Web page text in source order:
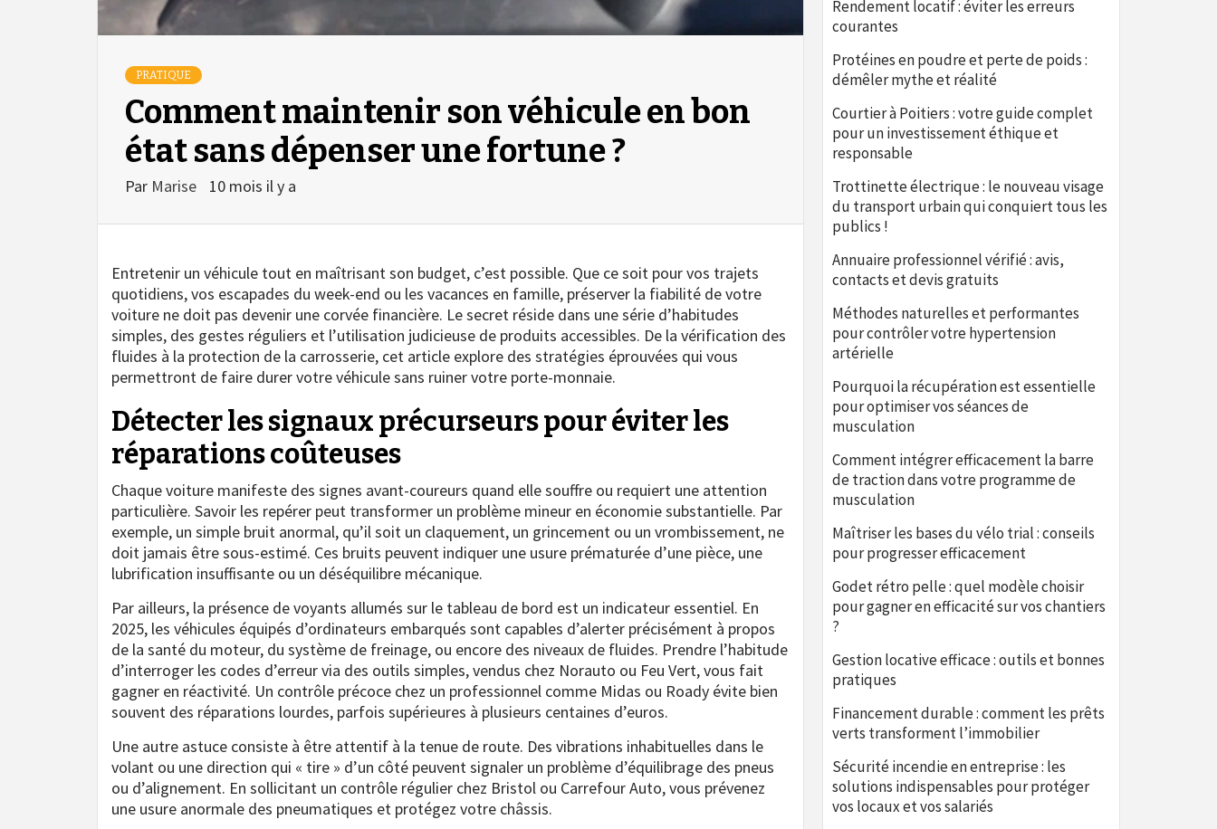
PRATIQUE
Comment maintenir son véhicule en bon
état sans dépenser une fortune ?
Par Marise 10 mois il y a
Entretenir un véhicule tout en maîtrisant son budget, c’est possible. Que ce soit pour vos trajets
quotidiens, vos escapades du week-end ou les vacances en famille, préserver la fiabilité de votre
voiture ne doit pas devenir une corvée financière. Le secret réside dans une série d’habitudes
simples, des gestes réguliers et l’utilisation judicieuse de produits accessibles. De la vérification des
fluides à la protection de la carrosserie, cet article explore des stratégies éprouvées qui vous
permettront de faire durer votre véhicule sans ruiner votre porte-monnaie.
Détecter les signaux précurseurs pour éviter les
réparations coûteuses
Chaque voiture manifeste des signes avant-coureurs quand elle souffre ou requiert une attention
particulière. Savoir les repérer peut transformer un problème mineur en économie substantielle. Par
exemple, un simple bruit anormal, qu’il soit un claquement, un grincement ou un vrombissement, ne
doit jamais être sous-estimé. Ces bruits peuvent indiquer une usure prématurée d’une pièce, une
lubrification insuffisante ou un déséquilibre mécanique.
Par ailleurs, la présence de voyants allumés sur le tableau de bord est un indicateur essentiel. En
2025, les véhicules équipés d’ordinateurs embarqués sont capables d’alerter précisément à propos
de la santé du moteur, du système de freinage, ou encore des niveaux de fluides. Prendre l’habitude
d’interroger les codes d’erreur via des outils simples, vendus chez Norauto ou Feu Vert, vous fait
gagner en réactivité. Un contrôle précoce chez un professionnel comme Midas ou Roady évite bien
souvent des réparations lourdes, parfois supérieures à plusieurs centaines d’euros.
Une autre astuce consiste à être attentif à la tenue de route. Des vibrations inhabituelles dans le
volant ou une direction qui « tire » d’un côté peuvent signaler un problème d’équilibrage des pneus
ou d’alignement. En sollicitant un contrôle régulier chez Bristol ou Carrefour Auto, vous prévenez
une usure anormale des pneumatiques et protégez votre châssis.
Rendement locatif : éviter les erreurs
courantes
Protéines en poudre et perte de poids :
démêler mythe et réalité
Courtier à Poitiers : votre guide complet
pour un investissement éthique et
responsable
Trottinette électrique : le nouveau visage
du transport urbain qui conquiert tous les
publics !
Annuaire professionnel vérifié : avis,
contacts et devis gratuits
Méthodes naturelles et performantes
pour contrôler votre hypertension
artérielle
Pourquoi la récupération est essentielle
pour optimiser vos séances de
musculation
Comment intégrer efficacement la barre
de traction dans votre programme de
musculation
Maîtriser les bases du vélo trial : conseils
pour progresser efficacement
Godet rétro pelle : quel modèle choisir
pour gagner en efficacité sur vos chantiers
?
Gestion locative efficace : outils et bonnes
pratiques
Financement durable : comment les prêts
verts transforment l’immobilier
Sécurité incendie en entreprise : les
solutions indispensables pour protéger
vos locaux et vos salariés